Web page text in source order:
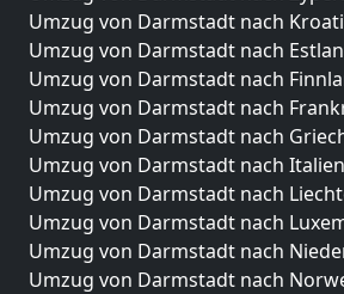
Umzug von Darmstadt nach
Umzug von Darmstadt nach
Umzug von Darmstadt nach
Umzug von Darmstadt nach
Umzug von Darmstadt nach
Umzug von Darmstadt nach Italien
Umzug von Darmstadt nach
Umzug von Darmstadt nach
Umzug von Darmstadt nach
Umzug von Darmstadt nach